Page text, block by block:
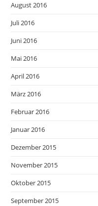
August 2016
Juli 2016
Juni 2016
Mai 2016
April 2016
März 2016
Februar 2016
Januar 2016
Dezember 2015
November 2015
Oktober 2015
September 2015